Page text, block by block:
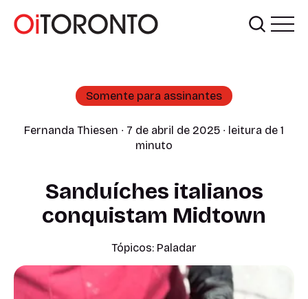
Somente para assinantes
Fernanda Thiesen ∙ 7 de abril de 2025 ∙ leitura de 1
minuto
Sanduíches italianos
conquistam Midtown
Tópicos: Paladar